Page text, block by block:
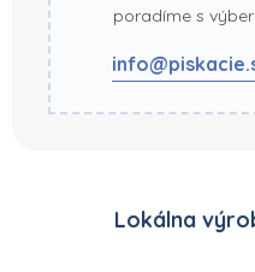
poradíme s
Lokálna